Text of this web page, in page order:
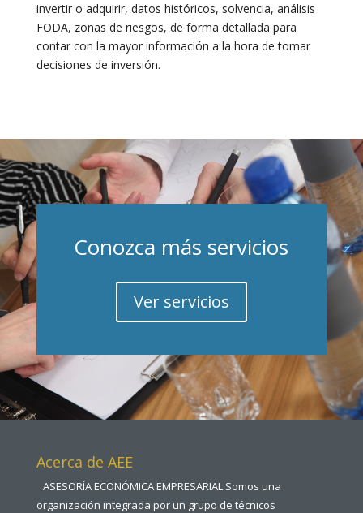
invertir o adquirir, datos históricos, solvencia, análisis
FODA, zonas de riesgos, de forma detallada para
contar con la mayor información a la hora de tomar
decisiones de inversión.
Conozca más servicios
Ver servicios
Acerca de AEE
ASESORÍA ECONÓMICA EMPRESARIAL Somos una
organización integrada por un grupo de técnicos